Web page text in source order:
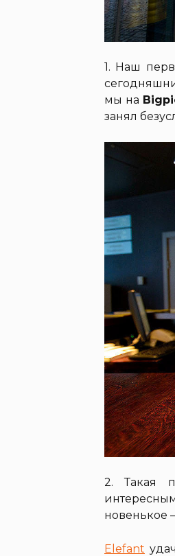
1. Наш
мы на
занял
2. Такая
новенькое
Elefant